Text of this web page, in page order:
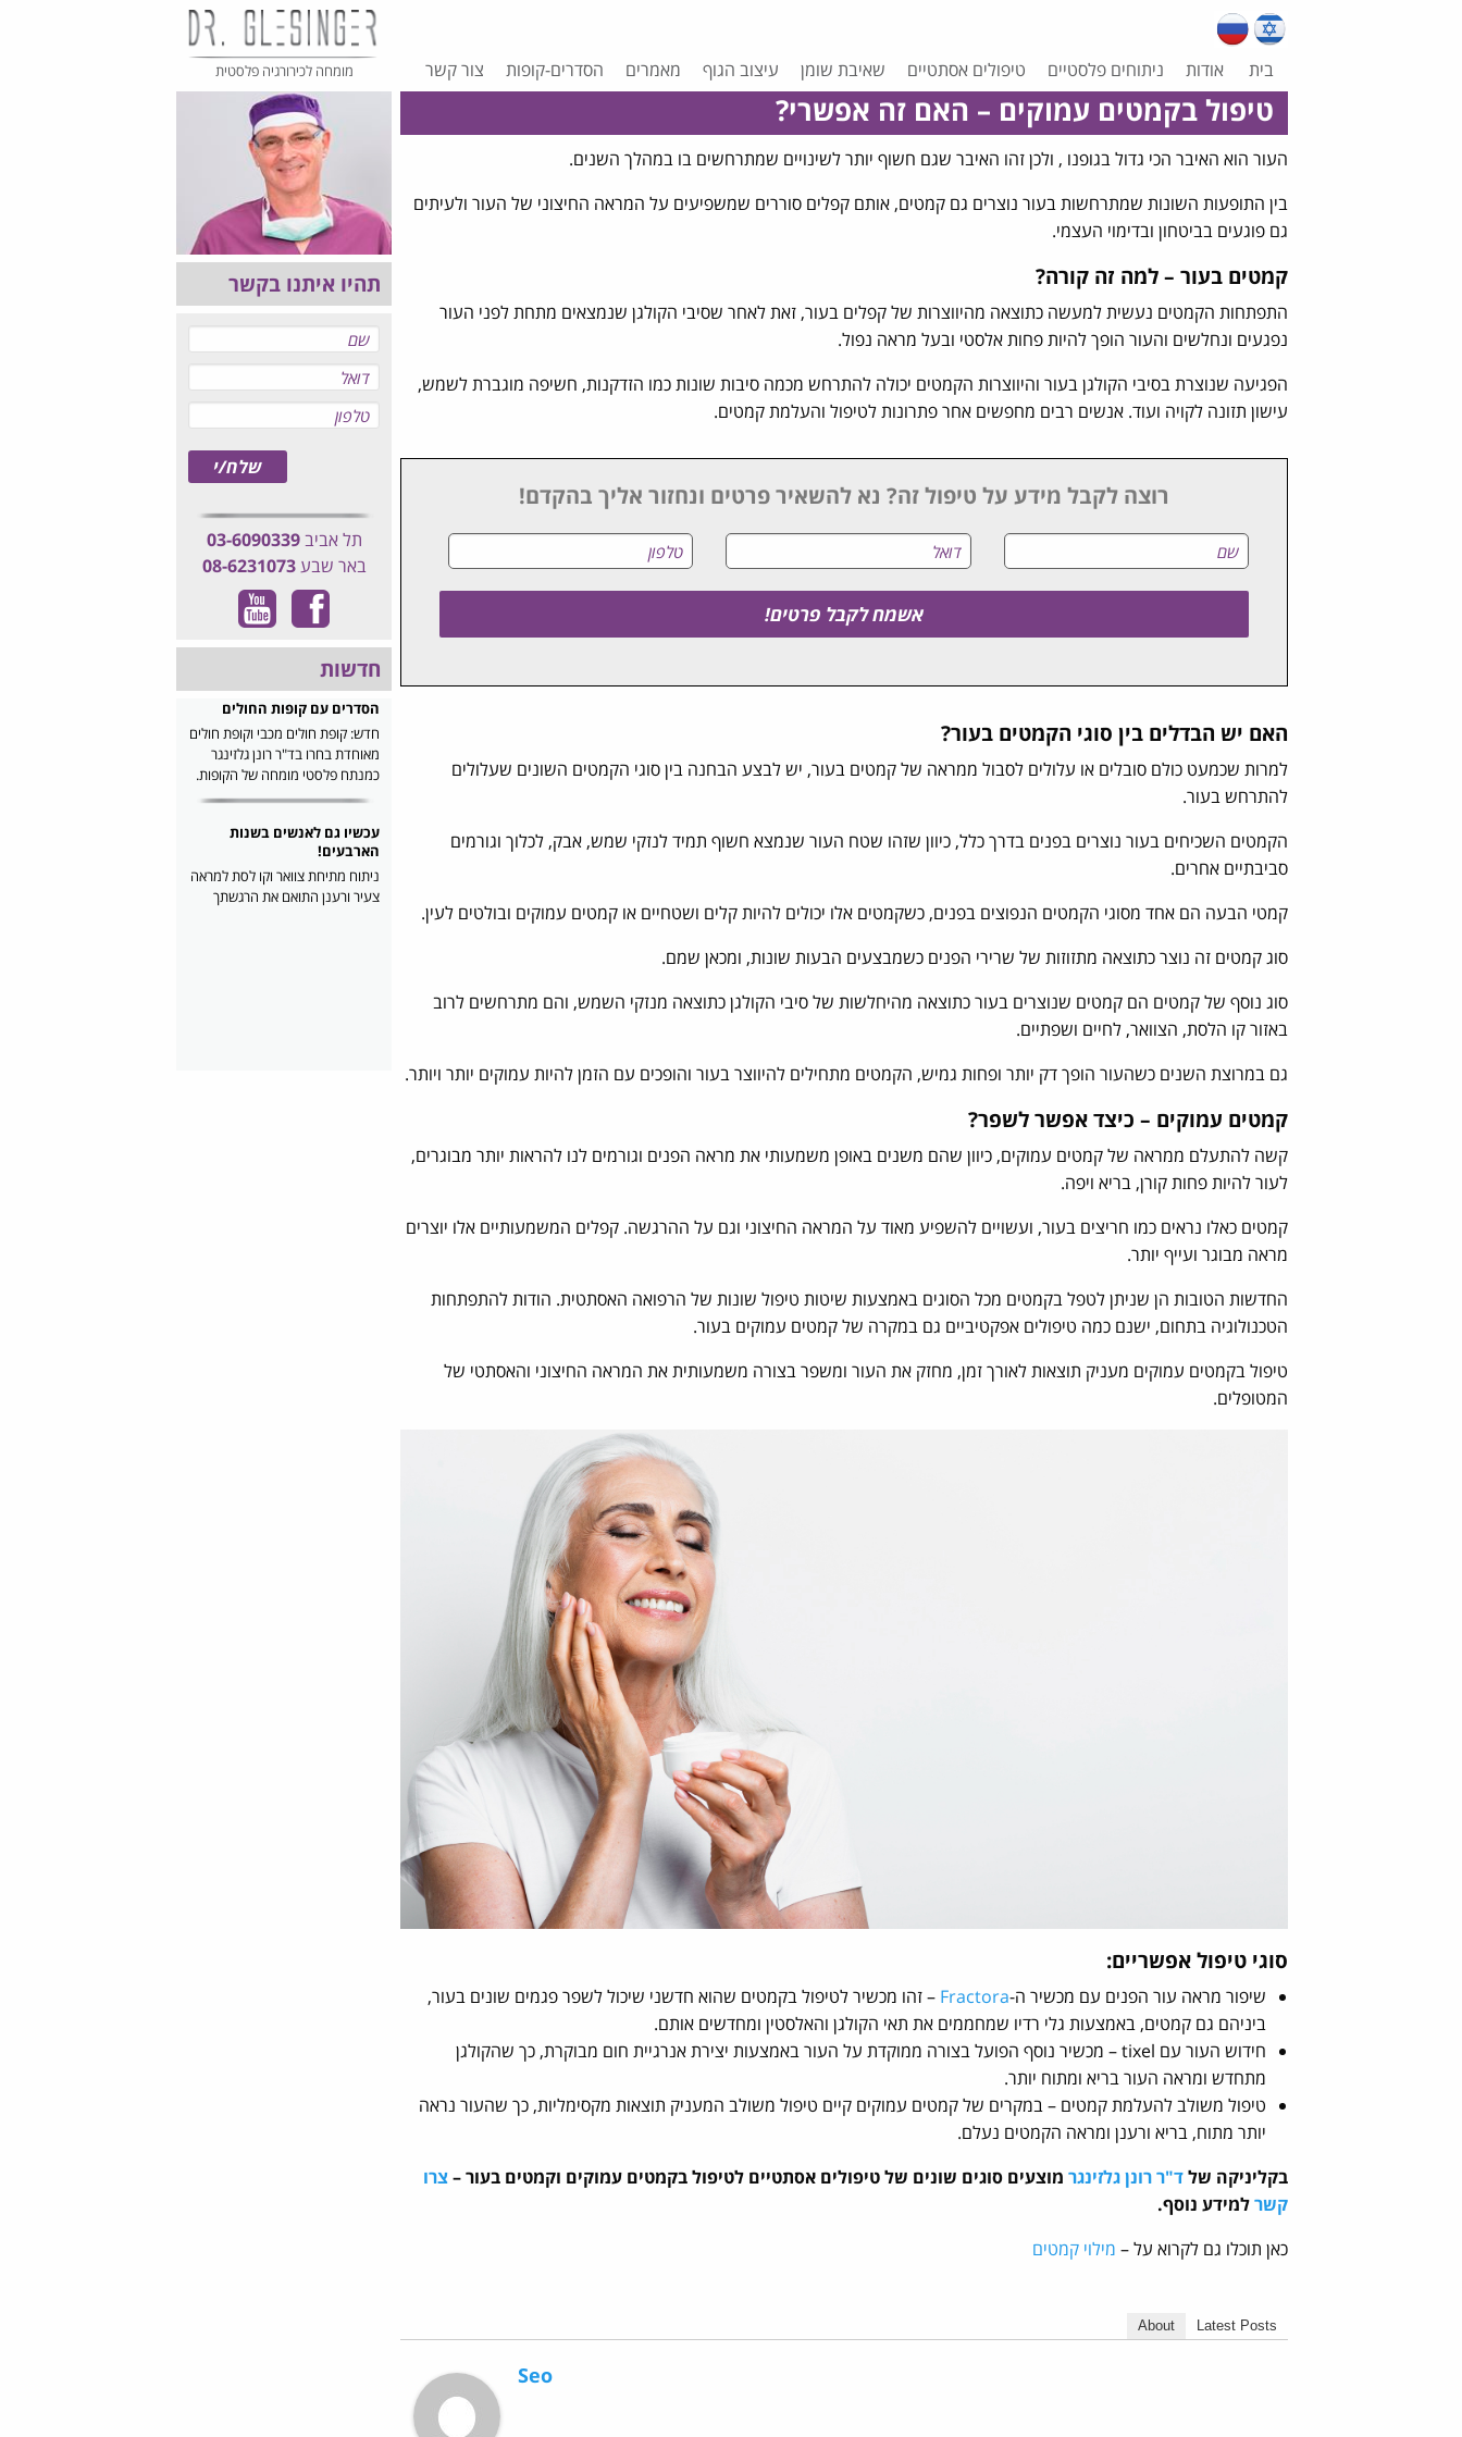
בית אודות ניתוחים פלסטיים טיפולים אסתטיים שאיבת שומן עיצוב הגוף מאמרים הסדרים-קופות צור קשר מומחה לכירורגיה פלסטית
טיפול בקמטים עמוקים – האם זה אפשרי?
העור הוא האיבר הכי גדול בגופנו , ולכן זהו האיבר שגם חשוף יותר לשינויים שמתרחשים בו במהלך השנים.
בין התופעות השונות שמתרחשות בעור נוצרים גם קמטים, אותם קפלים סוררים שמשפיעים על המראה החיצוני של העור ולעיתים
גם פוגעים בביטחון ובדימוי העצמי.
קמטים בעור – למה זה קורה?
התפתחות הקמטים נעשית למעשה כתוצאה מהיווצרות של קפלים בעור, זאת לאחר שסיבי הקולגן שנמצאים מתחת לפני העור
נפגעים ונחלשים והעור הופך להיות פחות אלסטי ובעל מראה נפול.
הפגיעה שנוצרת בסיבי הקולגן בעור והיווצרות הקמטים יכולה להתרחש מכמה סיבות שונות כמו הזדקנות, חשיפה מוגברת לשמש,
עישון תזונה לקויה ועוד. אנשים רבים מחפשים אחר פתרונות לטיפול והעלמת קמטים.
רוצה לקבל מידע על טיפול זה? נא להשאיר פרטים ונחזור אליך בהקדם!
האם יש הבדלים בין סוגי הקמטים בעור?
למרות שכמעט כולם סובלים או עלולים לסבול ממראה של קמטים בעור, יש לבצע הבחנה בין סוגי הקמטים השונים שעלולים
להתרחש בעור.
הקמטים השכיחים בעור נוצרים בפנים בדרך כלל, כיוון שזהו שטח העור שנמצא חשוף תמיד לנזקי שמש, אבק, לכלוך וגורמים
סביבתיים אחרים.
קמטי הבעה הם אחד מסוגי הקמטים הנפוצים בפנים, כשקמטים אלו יכולים להיות קלים ושטחיים או קמטים עמוקים ובולטים לעין.
סוג קמטים זה נוצר כתוצאה מתזוזות של שרירי הפנים כשמבצעים הבעות שונות, ומכאן שמם.
סוג נוסף של קמטים הם קמטים שנוצרים בעור כתוצאה מהיחלשות של סיבי הקולגן כתוצאה מנזקי השמש, והם מתרחשים לרוב
באזור קו הלסת, הצוואר, לחיים ושפתיים.
גם במרוצת השנים כשהעור הופך דק יותר ופחות גמיש, הקמטים מתחילים להיווצר בעור והופכים עם הזמן להיות עמוקים יותר ויותר.
קמטים עמוקים – כיצד אפשר לשפר?
קשה להתעלם ממראה של קמטים עמוקים, כיוון שהם משנים באופן משמעותי את מראה הפנים וגורמים לנו להראות יותר מבוגרים,
לעור להיות פחות קורן, בריא ויפה.
קמטים כאלו נראים כמו חריצים בעור, ועשויים להשפיע מאוד על המראה החיצוני וגם על ההרגשה. קפלים המשמעותיים אלו יוצרים
מראה מבוגר ועייף יותר.
החדשות הטובות הן שניתן לטפל בקמטים מכל הסוגים באמצעות שיטות טיפול שונות של הרפואה האסתטית. הודות להתפתחות
הטכנולוגיה בתחום, ישנם כמה טיפולים אפקטיביים גם במקרה של קמטים עמוקים בעור.
טיפול בקמטים עמוקים מעניק תוצאות לאורך זמן, מחזק את העור ומשפר בצורה משמעותית את המראה החיצוני והאסתטי של
המטופלים.
סוגי טיפול אפשריים:
שיפור מראה עור הפנים עם מכשיר ה-Fractora – זהו מכשיר לטיפול בקמטים שהוא חדשני שיכול לשפר פגמים שונים בעור,
ביניהם גם קמטים, באמצעות גלי רדיו שמחממים את תאי הקולגן והאלסטין ומחדשים אותם.
חידוש העור עם tixel – מכשיר נוסף הפועל בצורה ממוקדת על העור באמצעות יצירת אנרגיית חום מבוקרת, כך שהקולגן
מתחדש ומראה העור בריא ומתוח יותר.
טיפול משולב להעלמת קמטים – במקרים של קמטים עמוקים קיים טיפול משולב המעניק תוצאות מקסימליות, כך שהעור נראה
יותר מתוח, בריא ורענן ומראה הקמטים נעלם.
בקליניקה שלד"ר רונן גלזינגר מוצעים סוגים שונים של טיפולים אסתטיים לטיפול בקמטים עמוקים וקמטים בעור –צרו
קשרלמידע נוסף.
כאן תוכלו גם לקרוא על – מילוי קמטים
About Latest Posts
Seo
תהיו איתנו בקשר
תל אביב03-6090339
באר שבע08-6231073
חדשות
הסדרים עם קופות החולים
חדש: קופת חולים מכבי וקופת חולים
מאוחדת בחרו בד"ר רונן גלזינגר
כמנתח פלסטי מומחה של הקופות.
עכשיו גם לאנשים בשנות
הארבעים!
ניתוח מתיחת צוואר וקו לסת למראה
צעיר ורענן התואם את הרגשתך